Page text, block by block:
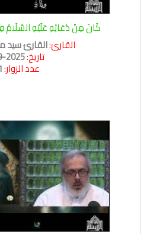
كَانَ مِنْ دُعَائِهِ عَلَيْهِ السَّلَامُ
القارئ:القارئ
تاريخ:2025-09-12
عدد الزوار: